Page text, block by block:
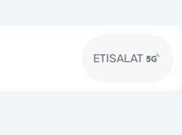
ETISALAT